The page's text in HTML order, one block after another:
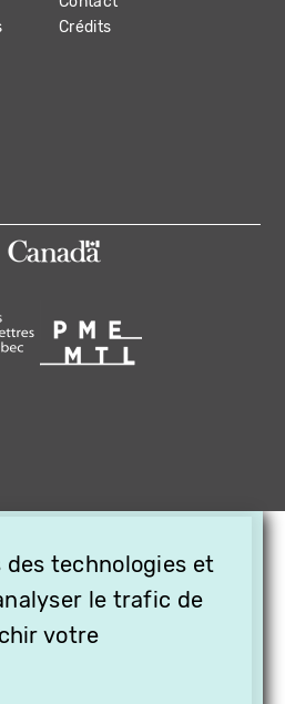
Crédits
des technologies et
le trafic de
votre
VIDÉO EN
VOS
VITHÈQUE !